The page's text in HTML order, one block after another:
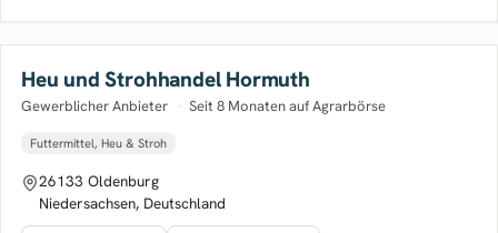
Heu und Strohhandel Hormuth
Gewerblicher Anbieter · Seit 8 Monaten auf Agrarbörse
Futtermittel, Heu & Stroh
26133 Oldenburg
Niedersachsen, Deutschland